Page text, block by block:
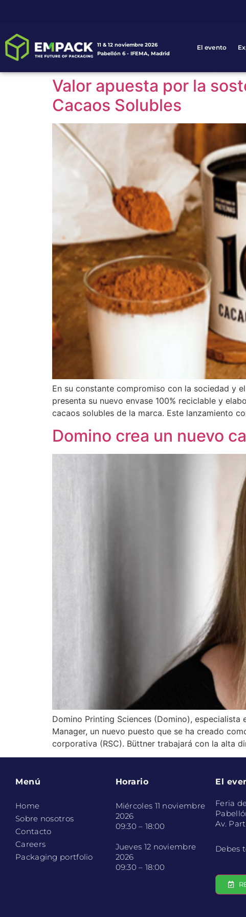
11 & 12 noviembre 2026
Pabellón 6 - IFEMA, Madrid
El evento
Valor apuesta por la
Cacaos Solubles
En su constante compromiso con la sociedad y
presenta su nuevo envase 100% reciclable y
cacaos solubles de la marca. Este lanzamiento
Domino crea un nuevo
Domino Printing Sciences (Domino),
Manager, un nuevo puesto que se ha creado
corporativa (RSC). Büttner trabajará con la alta
Menú
Home
Sobre nosotros
Contacto
Careers
Packaging portfolio
Horario
Miércoles 11 noviembre
2026
09:30 – 18:00
Jueves 12 noviembre
2026
09:30 – 18:00
El
Feria
Av.
Debes